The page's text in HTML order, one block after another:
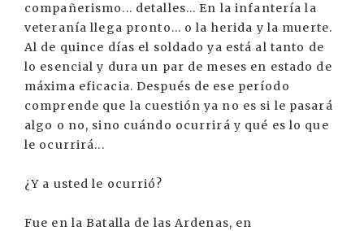
compañerismo... detalles... En la infantería la
veteranía llega pronto... o la herida y la muerte.
Al de quince días el soldado ya está al tanto de
lo esencial y dura un par de meses en estado de
máxima eficacia. Después de ese período
comprende que la cuestión ya no es si le pasará
algo o no, sino cuándo ocurrirá y qué es lo que
le ocurrirá...
¿Y a usted le ocurrió?
Fue en la Batalla de las Ardenas, en